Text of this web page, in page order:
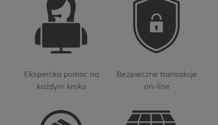
Ekspercka pomoc na
każdym kroku
Bezpieczne transakcje
on-line